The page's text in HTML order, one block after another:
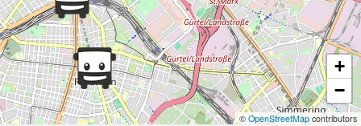
+
−
© OpenStreetMapcontributors